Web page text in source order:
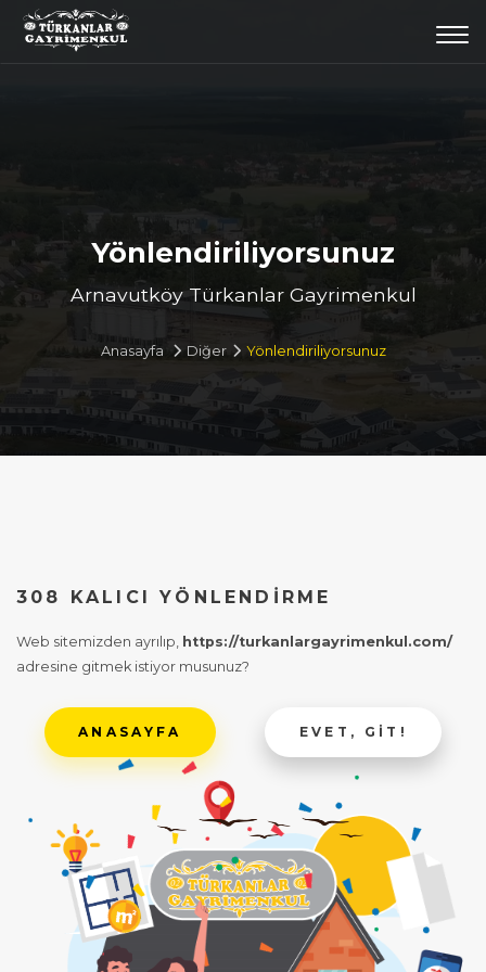
Yönlendiriliyorsunuz
Arnavutköy Türkanlar Gayrimenkul
Anasayfa Diğer Yönlendiriliyorsunuz
308 KALICI YÖNLENDIRME
Web sitemizden ayrılıp, https://turkanlargayrimenkul.com/
adresine gitmek istiyor musunuz?
ANASAYFA EVET, GIT!